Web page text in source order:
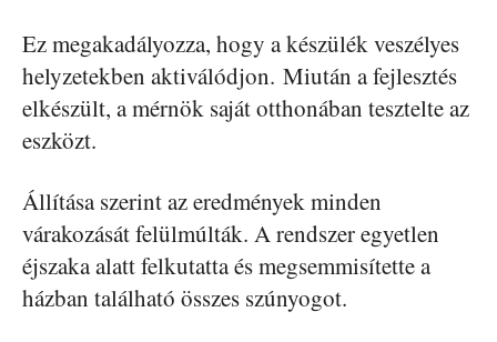
Ez megakadályozza, hogy a készülék veszélyes
helyzetekben aktiválódjon. Miután a fejlesztés
elkészült, a mérnök saját otthonában tesztelte az
eszközt.
Állítása szerint az eredmények minden
várakozását felülmúlták. A rendszer egyetlen
éjszaka alatt felkutatta és megsemmisítette a
házban található összes szúnyogot.